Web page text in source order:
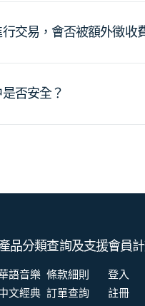
交易，會否被額外徵收
否安全？
品分類
語音樂
文經典
查詢及支援
條款細則
訂單查詢
會員
登入
註冊